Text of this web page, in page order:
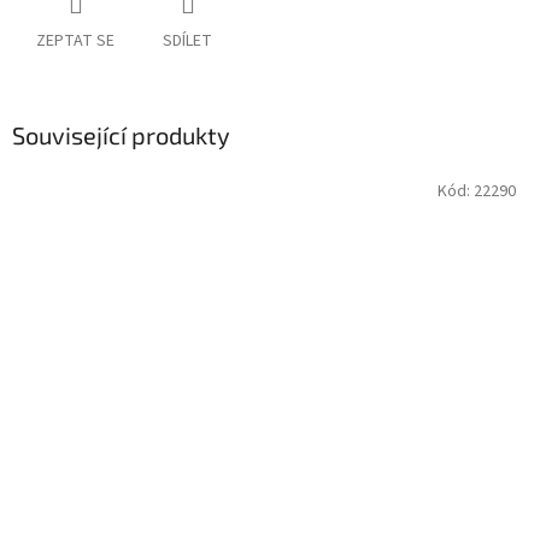
ZEPTAT SE SDÍLET
Související produkty
Kód: 22290